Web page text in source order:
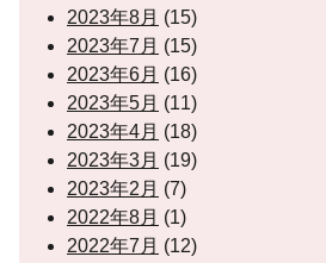
2023年8月 (15)
2023年7月 (15)
2023年6月 (16)
2023年5月 (11)
2023年4月 (18)
2023年3月 (19)
2023年2月 (7)
2022年8月 (1)
2022年7月 (12)